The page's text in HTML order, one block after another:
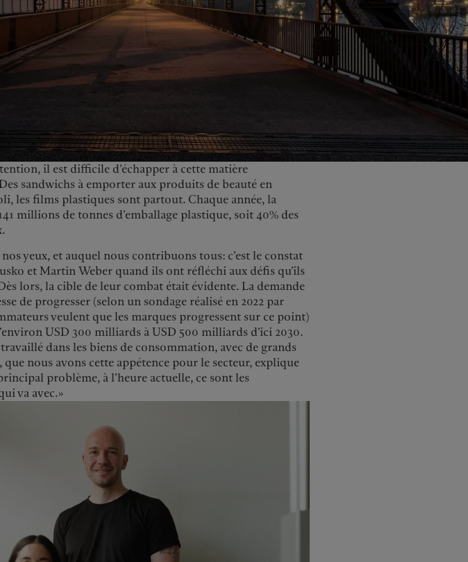
il est difficile d’échapper à cette matière
sandwichs à emporter aux produits de beauté en
les films plastiques sont partout. Chaque année, la
millions de tonnes d’emballage plastique, soit 40% des
yeux, et auquel nous contribuons tous: c’est le constat
et Martin Weber quand ils ont réfléchi aux défis qu’ils
lors, la cible de leur combat était évidente. La demande
de progresser (selon un sondage réalisé en 2022 par
veulent que les marques progressent sur ce point)
USD 300 milliards à USD 500 milliards d’ici 2030.
dans les biens de consommation, avec de grands
nous avons cette appétence pour le secteur, explique
problème, à l’heure actuelle, ce sont les
va avec.»